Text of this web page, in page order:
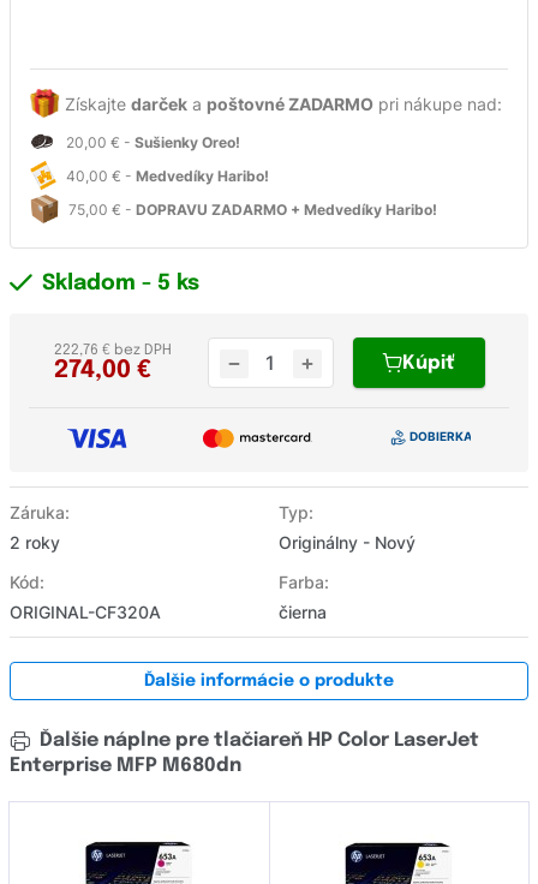
Získajte darček a poštovné ZADARMO pri nákupe nad:
20,00 € - Sušienky Oreo!
40,00 € - Medvedíky Haribo!
75,00 € - DOPRAVU ZADARMO + Medvedíky Haribo!
Záruka:
2 roky
Typ:
Originálny - Nový
Kód:
ORIGINAL-CF320A
Farba:
čierna
Skladom - 5 ks
274,00 €
222,76 € bez DPH
Kúpiť
Ďalšie informácie o produkte
Ďalšie náplne pre tlačiareň HP Color LaserJet
Enterprise MFP M680dn